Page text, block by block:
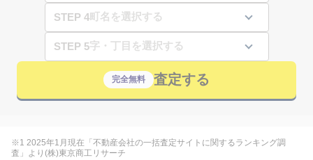
STEP 4
STEP 5
完全無料 査定する
※1 2025年1月現在「不動産会社の一括査定サイトに関するランキング調
査」より(株)東京商工リサーチ